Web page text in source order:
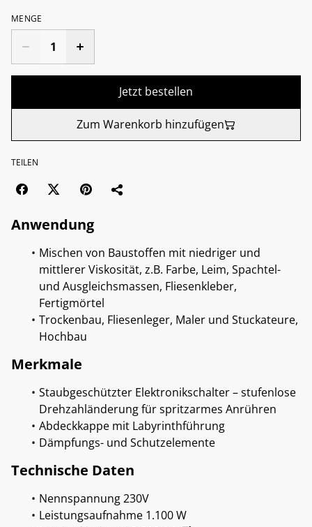
MENGE
Jetzt bestellen
Zum Warenkorb hinzufügen
TEILEN
Anwendung
Mischen von Baustoffen mit niedriger und
mittlerer Viskosität, z.B. Farbe, Leim, Spachtel-
und Ausgleichsmassen, Fliesenkleber,
Fertigmörtel
Trockenbau, Fliesenleger, Maler und Stuckateure,
Hochbau
Merkmale
Staubgeschützter Elektronikschalter – stufenlose
Drehzahländerung für spritzarmes Anrühren
Abdeckkappe mit Labyrinthführung
Dämpfungs- und Schutzelemente
Technische Daten
Nennspannung 230V
Leistungsaufnahme 1.100 W